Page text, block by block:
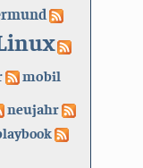
mobil
neujahr